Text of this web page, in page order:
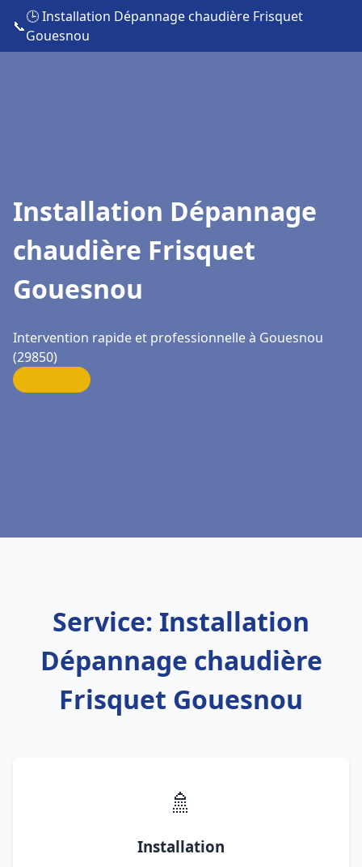
📞
🕒 Installation Dépannage chaudière Frisquet
Gouesnou
Installation Dépannage
chaudière Frisquet
Gouesnou
Intervention rapide et professionnelle à Gouesnou
(29850)
Service: Installation
Dépannage chaudière
Frisquet Gouesnou
🚿
Installation